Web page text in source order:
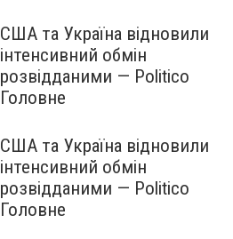
США та Україна відновили
інтенсивний обмін
розвідданими — Politico
Головне
США та Україна відновили
інтенсивний обмін
розвідданими — Politico
Головне